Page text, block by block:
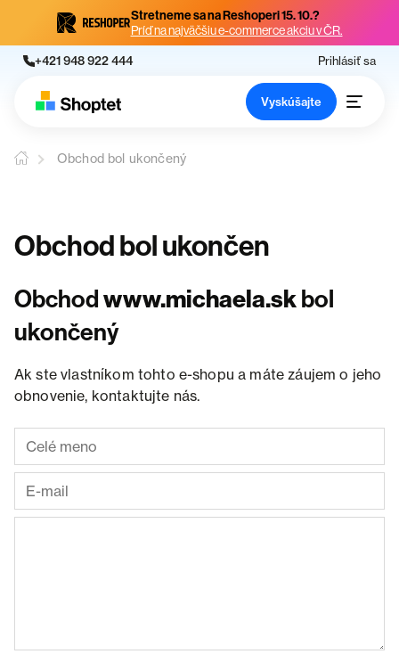
Stretneme sa na Reshoperi 15. 10.?
Príď na najväčšiu e-commerce akciu v ČR.
+421 948 922 444 Prihlásiť sa
Vyskúšajte
Obchod bol ukončený
Obchod bol ukončen
Obchodwww.michaela.skbol
ukončený
Ak ste vlastníkom tohto e-shopu a máte záujem o jeho
obnovenie, kontaktujte nás.